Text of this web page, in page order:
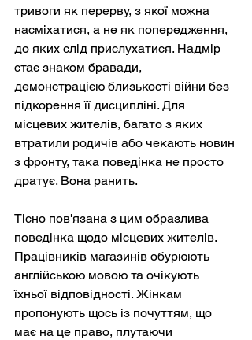
тривоги як перерву, з якої можна
насміхатися, а не як попередження,
до яких слід прислухатися. Надмір
стає знаком бравади,
демонстрацією близькості війни без
підкорення її дисципліні. Для
місцевих жителів, багато з яких
втратили родичів або чекають новин
з фронту, така поведінка не просто
дратує. Вона ранить.
Тісно пов'язана з цим образлива
поведінка щодо місцевих жителів.
Працівників магазинів обурюють
англійською мовою та очікують
їхньої відповідності. Жінкам
пропонують щось із почуттям, що
має на це право, плутаючи